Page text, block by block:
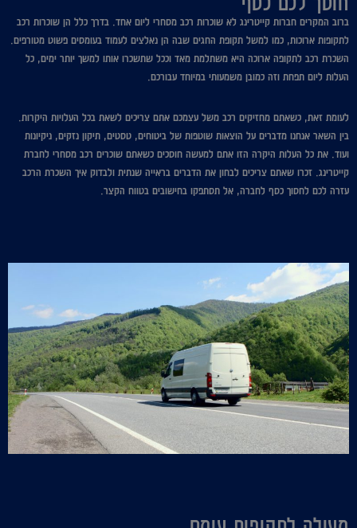
ברוב המקרים חברות קייטרינג לא שוכרות רכב מסחרי ליום אחד. בדרך כלל הן שוכרות רכב
לתקופות ארוכות, כמו למשל תקופת החגים שבה הן נאלצים לעמוד בעומסים פשוט מטורפים.
השכרת רכב לתקופה ארוכה היא משתלמת מאד וככל שתשכרו אותו למשך יותר ימים, כל
העלות ליום תפחת וזה כמובן משמעותי במיוחד עבורכם.
לעומת זאת, כשאתם מחזיקים רכב משל עצמכם אתם צריכים לשאת בכל העלויות היקרות.
בין השאר אנחנו מדברים על הוצאות שוטפות של ביטוחים, טסטים, תיקון נזקים, ניקיונות
ועוד. את כל העלות היקרה הזו אתם למעשה חוסכים כשאתם שוכרים רכב מסחרי לחברת
קייטרינג. זכרו שאתם צריכים לבחון את הדברים בראייה שנתית ולבדוק איך השכרת הרכב
עזרה לכם לחסוך כסף לחברה, אל תסתפקו בחישובים בטווח הקצר.